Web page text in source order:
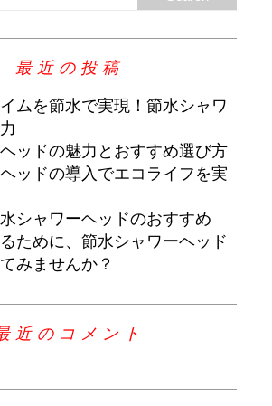
最近の投稿
ムを節水で実現！節水シャワ
ッドの魅力とおすすめ選び方
ッドの導入でエコライフを実
シャワーヘッドのおすすめ
ために、節水シャワーヘッド
みませんか？
近のコメント